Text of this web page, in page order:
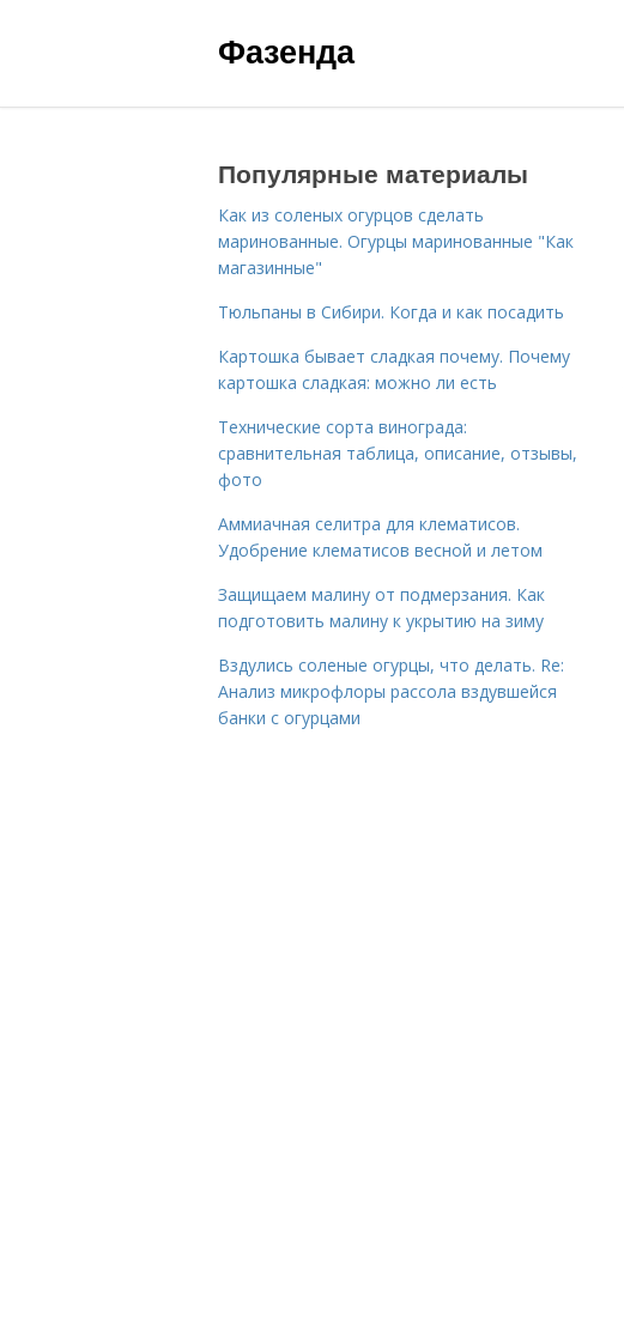
Фазенда
Популярные материалы
Как из соленых огурцов сделать
маринованные. Огурцы маринованные "Как
магазинные"
Тюльпаны в Сибири. Когда и как посадить
Картошка бывает сладкая почему. Почему
картошка сладкая: можно ли есть
Технические сорта винограда:
сравнительная таблица, описание, отзывы,
фото
Аммиачная селитра для клематисов.
Удобрение клематисов весной и летом
Защищаем малину от подмерзания. Как
подготовить малину к укрытию на зиму
Вздулись соленые огурцы, что делать. Re:
Анализ микрофлоры рассола вздувшейся
банки с огурцами